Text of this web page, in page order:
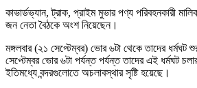
কাভার্ডভ্যান, ট্রাক, প্রাইম মুভার পণ্য পরিবহনকারী
জন নেতা বৈঠকে অংশ নিয়েছেন।
মঙ্গলবার (২১ সেপ্টেম্বর) ভোর ৬টা থেকে তাদের ধর্মঘট
সেপ্টেম্বর ভোর ৬টা পর্যন্ত পর্যন্ত তাদের এই ধর্মঘট
ইতিমধ্যে বন্দরগুলোতে অচলাবস্থার সৃষ্টি হয়েছে।